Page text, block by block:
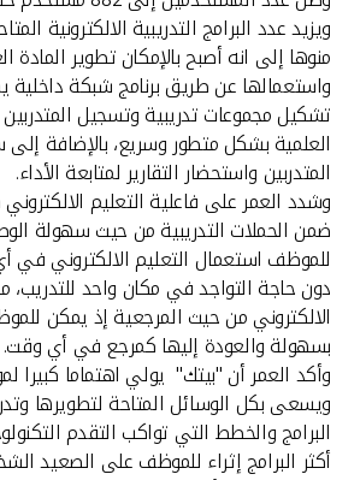
ماليزيا
تركيا
مصر
المملكة المتحدة
مملكة البحرين
منوها إلى انه أصبح بالإمكان تطوير المادة
واستعمالها عن طريق برنامج شبكة داخلية
تشكيل مجموعات تدريبية وتسجيل المتدربين
العلمية بشكل متطور وسريع، بالإضافة
المتدربين واستحضار التقارير لمتابعة الأداء.
وشدد العمر على فاعلية التعليم
ضمن الحملات التدريبية من حيث سهولة
للموظف استعمال التعليم الالكتروني
دون حاجة التواجد في مكان واحد للتدريب،
الالكتروني من حيث المرجعية إذ يمكن
بسهولة والعودة إليها كمرجع في أي وقت.
وأكد العمر أن "بيتك" يولي اهتماما كبيرا
ويسعى بكل الوسائل المتاحة لتطويرها
البرامج والخطط التي تواكب التقدم
أكثر البرامج إثراء للموظف على الصعيد